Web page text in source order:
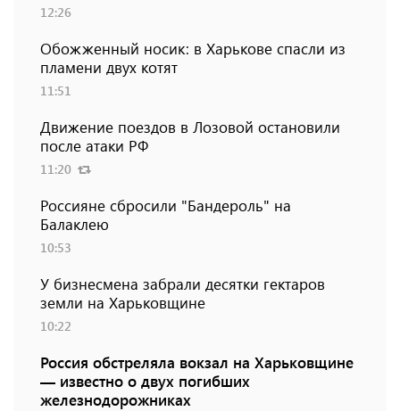
12:26
Обожженный носик: в Харькове спасли из
пламени двух котят
11:51
Движение поездов в Лозовой остановили
после атаки РФ
11:20
Россияне сбросили "Бандероль" на
Балаклею
10:53
У бизнесмена забрали десятки гектаров
земли на Харьковщине
10:22
Россия обстреляла вокзал на Харьковщине
— известно о двух погибших
железнодорожниках